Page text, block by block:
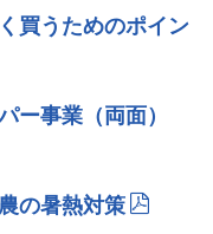
買うためのポイン
事業（両面）
の暑熱対策